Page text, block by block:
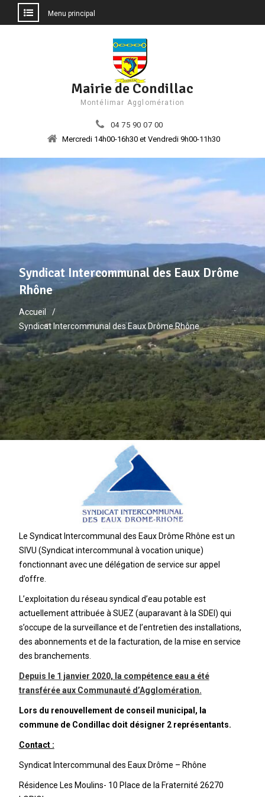
Menu principal
Mairie de Condillac
Montélimar Agglomération
04 75 90 07 00
Mercredi 14h00-16h30 et Vendredi 9h00-11h30
Syndicat Intercommunal des Eaux Drôme
Rhône
Accueil
Syndicat Intercommunal des Eaux Drôme Rhône
Le Syndicat Intercommunal des Eaux Drôme Rhône est un
SIVU (Syndicat intercommunal à vocation unique)
fonctionnant avec une délégation de service sur appel
d’offre.
L’exploitation du réseau syndical d’eau potable est
actuellement attribuée à SUEZ (auparavant à la SDEI) qui
s’occupe de la surveillance et de l’entretien des installations,
des abonnements et de la facturation, de la mise en service
des branchements.
Depuis le 1 janvier 2020, la compétence eau a été
transférée aux Communauté d’Agglomération.
Lors du renouvellement de conseil municipal, la
commune de Condillac doit désigner 2 représentants.
Contact :
Syndicat Intercommunal des Eaux Drôme – Rhône
Résidence Les Moulins- 10 Place de la Fraternité 26270